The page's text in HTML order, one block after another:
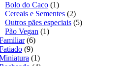
produtos
Bolo do Caco 11
produto
Cereais e Sementes 22
produtos
Outros pães especiais 55
Pão Vegan 11
66
produtos
99
produtos
11